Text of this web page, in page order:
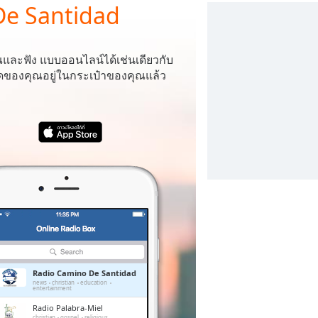
Santidad
ละฟัง แบบออนไลน์ได้เช่นเดียวกับ
องคุณอยู่ในกระเป๋าของคุณแล้ว
Radio Camino De Santidad
news christian education
entertainment
Radio Palabra-Miel